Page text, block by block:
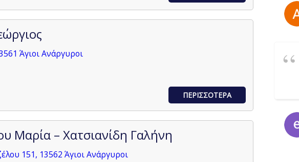
Άγιοι Ανάργυροι
ΠΕΡΙΣΣΟΤΕΡΑ
Μαρία – Χατσιανίδη Γαλήνη
151, 13562 Άγιοι Ανάργυροι